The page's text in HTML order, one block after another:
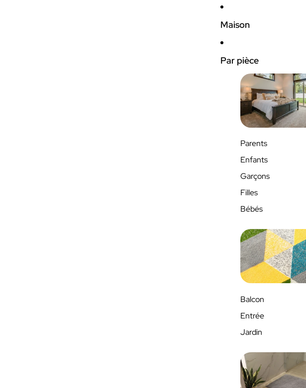
Maison
Par pièce
Parents
Enfants
Garçons
Filles
Bébés
Balcon
Entrée
Jardin